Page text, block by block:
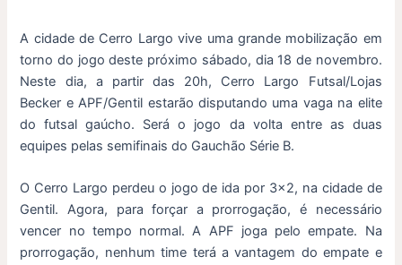
A cidade de Cerro Largo vive uma grande mobilização em
torno do jogo deste próximo sábado, dia 18 de novembro.
Neste dia, a partir das 20h, Cerro Largo Futsal/Lojas
Becker e APF/Gentil estarão disputando uma vaga na elite
do futsal gaúcho. Será o jogo da volta entre as duas
equipes pelas semifinais do Gauchão Série B.
O Cerro Largo perdeu o jogo de ida por 3×2, na cidade de
Gentil. Agora, para forçar a prorrogação, é necessário
vencer no tempo normal. A APF joga pelo empate. Na
prorrogação, nenhum time terá a vantagem do empate e